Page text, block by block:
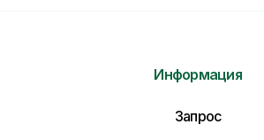
Отправить нам сообщение
Информация
Запрос